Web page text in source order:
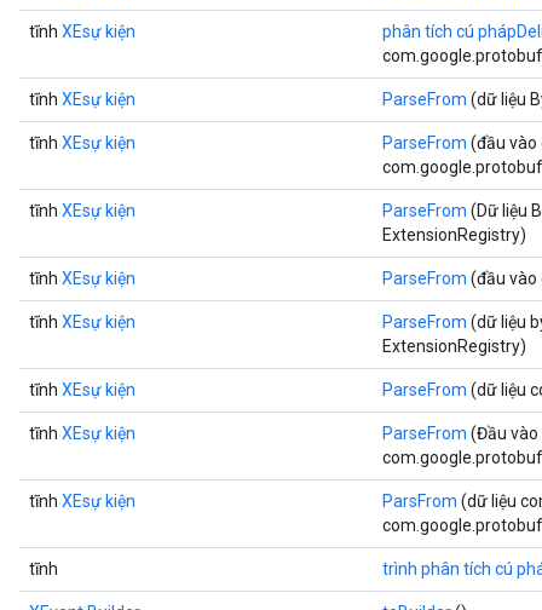
tĩnh XEsự kiện
phân tích cú
tĩnh XEsự kiện ParseFrom (dữ liệu
tĩnh XEsự kiện ParseFrom (đầu
tĩnh XEsự kiện ParseFrom (Dữ liệu
ExtensionRegistry)
tĩnh XEsự kiện ParseFrom (đầu
tĩnh XEsự kiện ParseFrom (dữ liệu
ExtensionRegistry)
tĩnh XEsự kiện ParseFrom (dữ liệu
tĩnh XEsự kiện ParseFrom (Đầu
tĩnh XEsự kiện ParsFrom (dữ liệu
tĩnh trình phân tích cú